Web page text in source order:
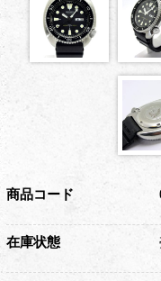
商品コード
在庫状態